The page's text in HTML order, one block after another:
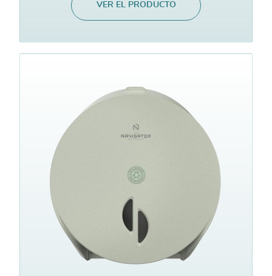
VER EL PRODUCTO